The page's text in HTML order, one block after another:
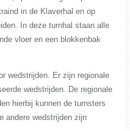
in de Klaverhal en op
In deze turnhal staan alle
vloer en een blokkenbak
wedstrijden. Er zijn regionale
wedstrijden. De regionale
hierbij kunnen de turnsters
andere wedstrijden zijn